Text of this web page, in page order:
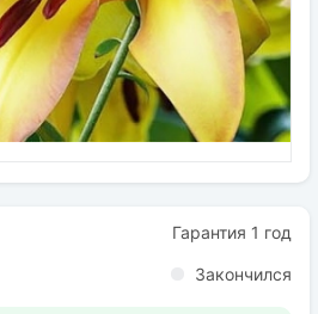
Гарантия 1 год
Закончился